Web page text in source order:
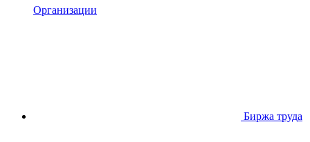
Организации
Биржа труда